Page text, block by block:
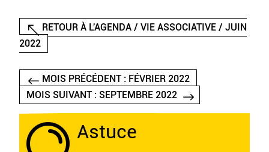
RETOUR À L'AGENDA / VIE ASSOCIATIVE / JUIN
2022
MOIS PRÉCÉDENT : FÉVRIER 2022
MOIS SUIVANT : SEPTEMBRE 2022
Astuce